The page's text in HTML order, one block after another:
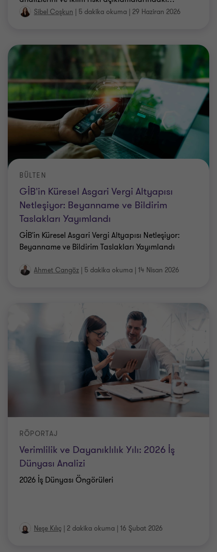
Sibel Coşkun | 5 dakika okuma | 29 Haziran 2026
GİB'in Küresel Asgari Vergi Altyapısı
Netleşiyor: Beyanname ve Bildirim
Taslakları Yayımlandı
BÜLTEN
GİB'in Küresel Asgari Vergi Altyapısı Netleşiyor:
Beyanname ve Bildirim Taslakları Yayımlandı
Ahmet Cangöz | 5 dakika okuma | 14 Nisan 2026
Verimlilik ve Dayanıklılık Yılı: 2026 İş
Dünyası Analizi
RÖPORTAJ
2026 İş Dünyası Öngörüleri
Neşe Kılıç | 2 dakika okuma | 16 Şubat 2026